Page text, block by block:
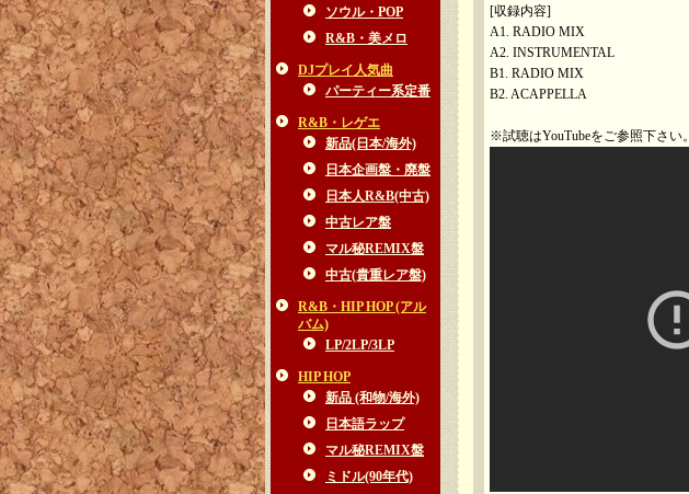
ソウル・POP
R&B・美メロ
DJプレイ人気曲
パーティー系定番
R&B・レゲエ
新品(日本/海外)
日本企画盤・廃盤
日本人R&B(中古)
中古レア盤
マル秘REMIX盤
中古(貴重レア盤)
R&B・HIP HOP (アル
バム)
LP/2LP/3LP
HIP HOP
新品 (和物/海外)
日本語ラップ
マル秘REMIX盤
ミドル(90年代)
[収録内容]
A1. RADIO MIX
A2. INSTRUMENTAL
B1. RADIO MIX
B2. ACAPPELLA
※試聴はYouTubeをご参照下さい。